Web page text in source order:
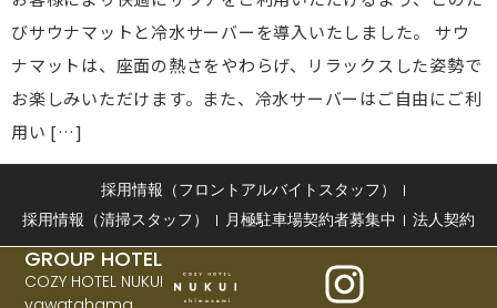
びサウナマットと冷水サーバーを導入いたしました。 サウ
ナマットは、座面の熱さをやわらげ、リラックスした姿勢で
お楽しみいただけます。また、冷水サーバーはご自由にご利
用い […]
採用情報（フロントアルバイトスタッフ）
採用情報（清掃スタッフ）
月極駐車場契約者募集中 法人契約
GROUP HOTEL
COZY HOTEL NUKUI